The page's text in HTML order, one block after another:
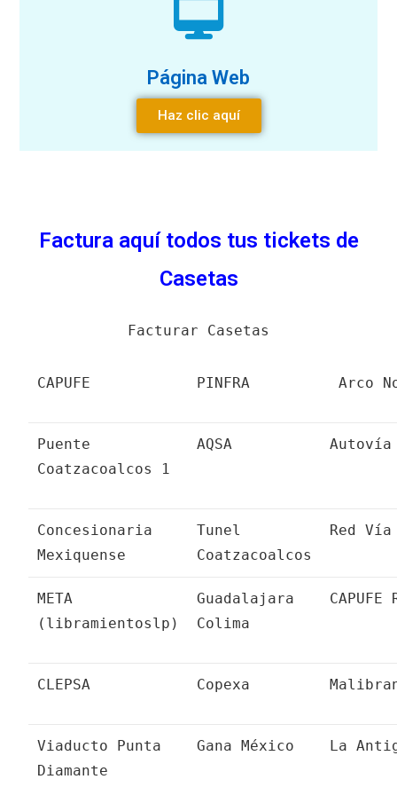
Página Web
Haz clic aquí
Factura aquí todos tus tickets de
Casetas
Facturar Casetas
CAPUFE PINFRA Arco
Puente
Coatzacoalcos 1
AQSA Autovía
Concesionaria
Mexiquense
Tunel
Coatzacoalcos
Red
META
(libramientoslp)
Guadalajara
Colima
CAPUFE
CLEPSA Copexa
Viaducto Punta
Diamante
Gana México La